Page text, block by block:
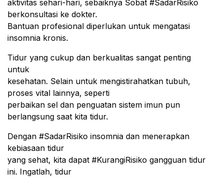
aktivitas sehari-hari, sebaiknya Sobat #SadarRisiko
berkonsultasi ke dokter.
Bantuan profesional diperlukan untuk mengatasi
insomnia kronis.
Tidur yang cukup dan berkualitas sangat penting
untuk
kesehatan. Selain untuk mengistirahatkan tubuh,
proses vital lainnya, seperti
perbaikan sel dan penguatan sistem imun pun
berlangsung saat kita tidur.
Dengan #SadarRisiko insomnia dan menerapkan
kebiasaan tidur
yang sehat, kita dapat #KurangiRisiko gangguan tidur
ini. Ingatlah, tidur